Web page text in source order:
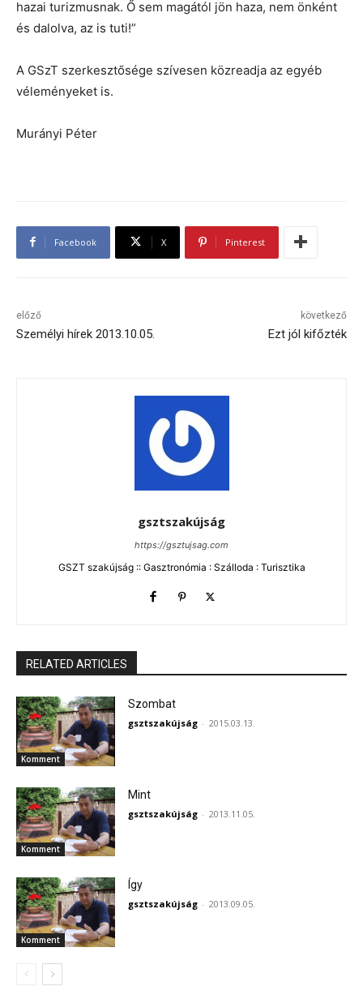
hazai turizmusnak. Ő sem magától jön haza, nem önként
és dalolva, az is tuti!”
A GSzT szerkesztősége szívesen közreadja az egyéb
véleményeket is.
Murányi Péter
Facebook X Pinterest
előző
Személyi hírek 2013.10.05.
következő
Ezt jól kifőzték
gsztszakújság
https://gsztujsag.com
GSZT szakújság :: Gasztronómia : Szálloda : Turisztika
RELATED ARTICLES
Komment
Szombat
gsztszakújság - 2015.03.13.
Komment
Mint
gsztszakújság - 2013.11.05.
Komment
Így
gsztszakújság - 2013.09.05.